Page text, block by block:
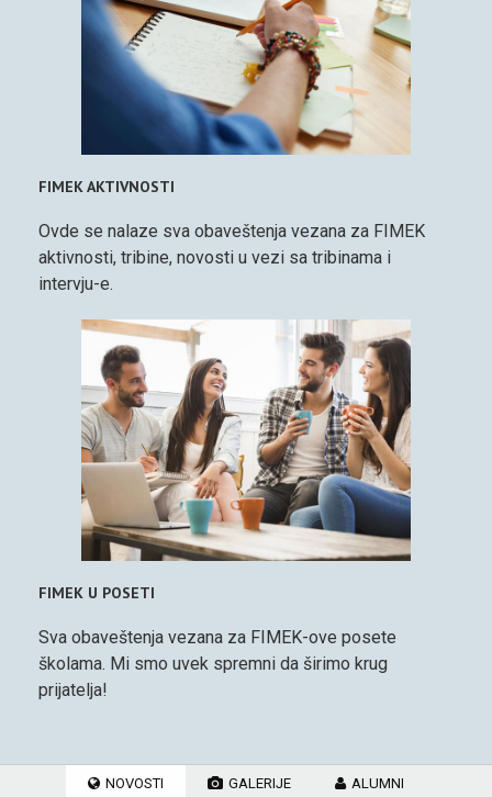
FIMEK AKTIVNOSTI
Ovde se nalaze sva obaveštenja vezana za FIMEK
aktivnosti, tribine, novosti u vezi sa tribinama i
intervju-e.
FIMEK U POSETI
Sva obaveštenja vezana za FIMEK-ove posete
školama. Mi smo uvek spremni da širimo krug
prijatelja!
NOVOSTI GALERIJE ALUMNI